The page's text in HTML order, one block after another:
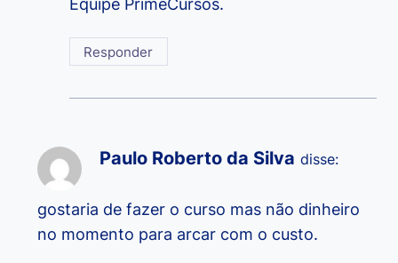
Equipe PrimeCursos.
Responder
Paulo Roberto da Silva disse:
gostaria de fazer o curso mas não dinheiro
no momento para arcar com o custo.